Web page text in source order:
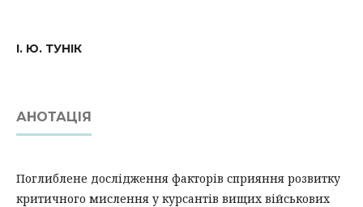
І. Ю. ТУНІК
АНОТАЦІЯ
Поглиблене дослідження факторів сприяння розвитку
критичного мислення у курсантів вищих військових